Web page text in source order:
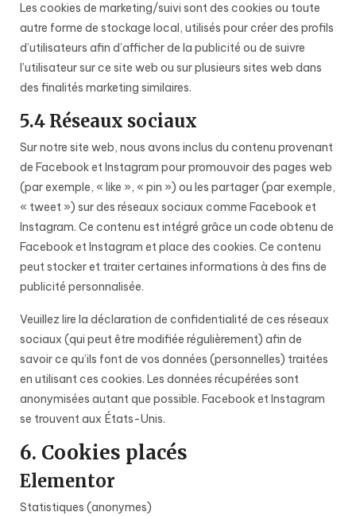
Les cookies de marketing/suivi sont des cookies ou toute
autre forme de stockage local, utilisés pour créer des profils
d’utilisateurs afin d’afficher de la publicité ou de suivre
l’utilisateur sur ce site web ou sur plusieurs sites web dans
des finalités marketing similaires.
5.4 Réseaux sociaux
Sur notre site web, nous avons inclus du contenu provenant
de Facebook et Instagram pour promouvoir des pages web
(par exemple, « like », « pin ») ou les partager (par exemple,
« tweet ») sur des réseaux sociaux comme Facebook et
Instagram. Ce contenu est intégré grâce un code obtenu de
Facebook et Instagram et place des cookies. Ce contenu
peut stocker et traiter certaines informations à des fins de
publicité personnalisée.
Veuillez lire la déclaration de confidentialité de ces réseaux
sociaux (qui peut être modifiée régulièrement) afin de
savoir ce qu’ils font de vos données (personnelles) traitées
en utilisant ces cookies. Les données récupérées sont
anonymisées autant que possible. Facebook et Instagram
se trouvent aux États-Unis.
6. Cookies placés
Elementor
Statistiques (anonymes)